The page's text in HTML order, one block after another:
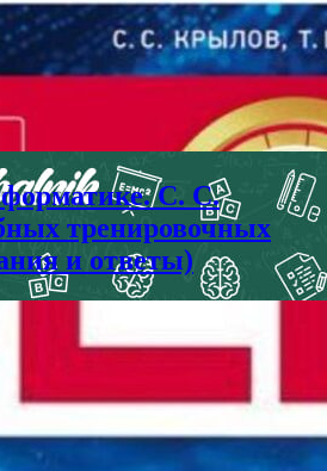
С. С.
тренировочных
и ответы)